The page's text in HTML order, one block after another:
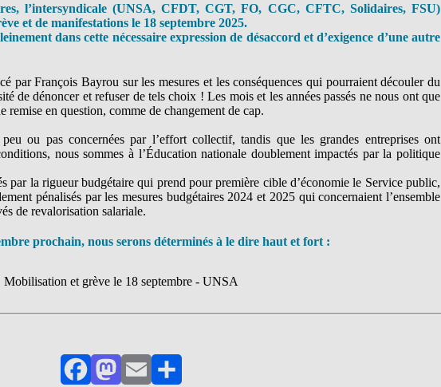
l’intersyndicale (UNSA, CFDT, CGT, FO, CGC, CFTC, Solidaires, FSU)
et de manifestations le 18 septembre 2025.
dans cette nécessaire expression de désaccord et d’exigence d’une autre
par François Bayrou sur les mesures et les conséquences qui pourraient découler du
de dénoncer et refuser de tels choix ! Les mois et les années passés ne nous ont que
remise en question, comme de changement de cap.
ou pas concernées par l’effort collectif, tandis que les grandes entreprises ont
nous sommes à l’Éducation nationale doublement impactés par la politique
par la rigueur budgétaire qui prend pour première cible d’économie le Service public,
pénalisés par les mesures budgétaires 2024 et 2025 qui concernaient l’ensemble
de revalorisation salariale.
prochain, nous serons déterminés à le dire haut et fort :
Mobilisation et grève le 18 septembre - UNSA
FacebookMastodon
EmailPartager